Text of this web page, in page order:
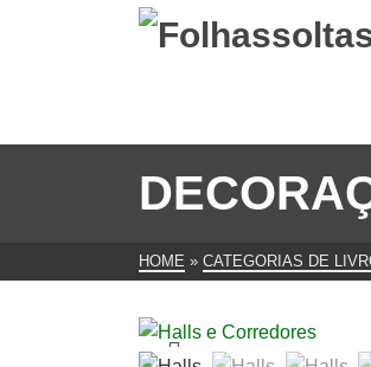
HOME » CATEGORIAS DE